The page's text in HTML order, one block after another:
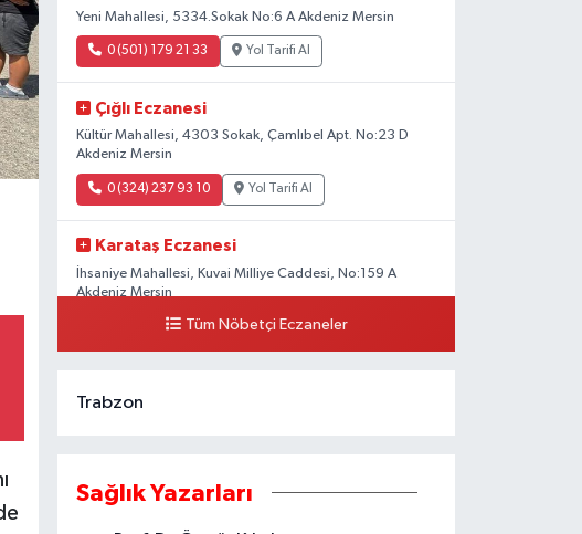
Yeni Mahallesi, 5334.Sokak No:6 A Akdeniz Mersin
0 (501) 179 21 33 Yol Tarifi Al
Çığlı Eczanesi
Kültür Mahallesi, 4303 Sokak, Çamlıbel Apt. No:23 D
Akdeniz Mersin
0 (324) 237 93 10 Yol Tarifi Al
Karataş Eczanesi
İhsaniye Mahallesi, Kuvai Milliye Caddesi, No:159 A
Akdeniz Mersin
0 (324) 336 19 52 Yol Tarifi Al
Tüm Nöbetçi Eczaneler
Trabzon
Sağlık Yazarları